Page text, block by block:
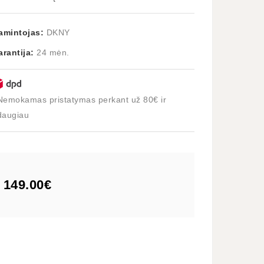
DKNY
24 mėn.
pristatymas perkant už 80€ ir
149.00€